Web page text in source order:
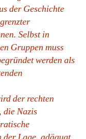
der Geschichte
Selbst in
Gruppen muss
werden als
der rechten
die Nazis